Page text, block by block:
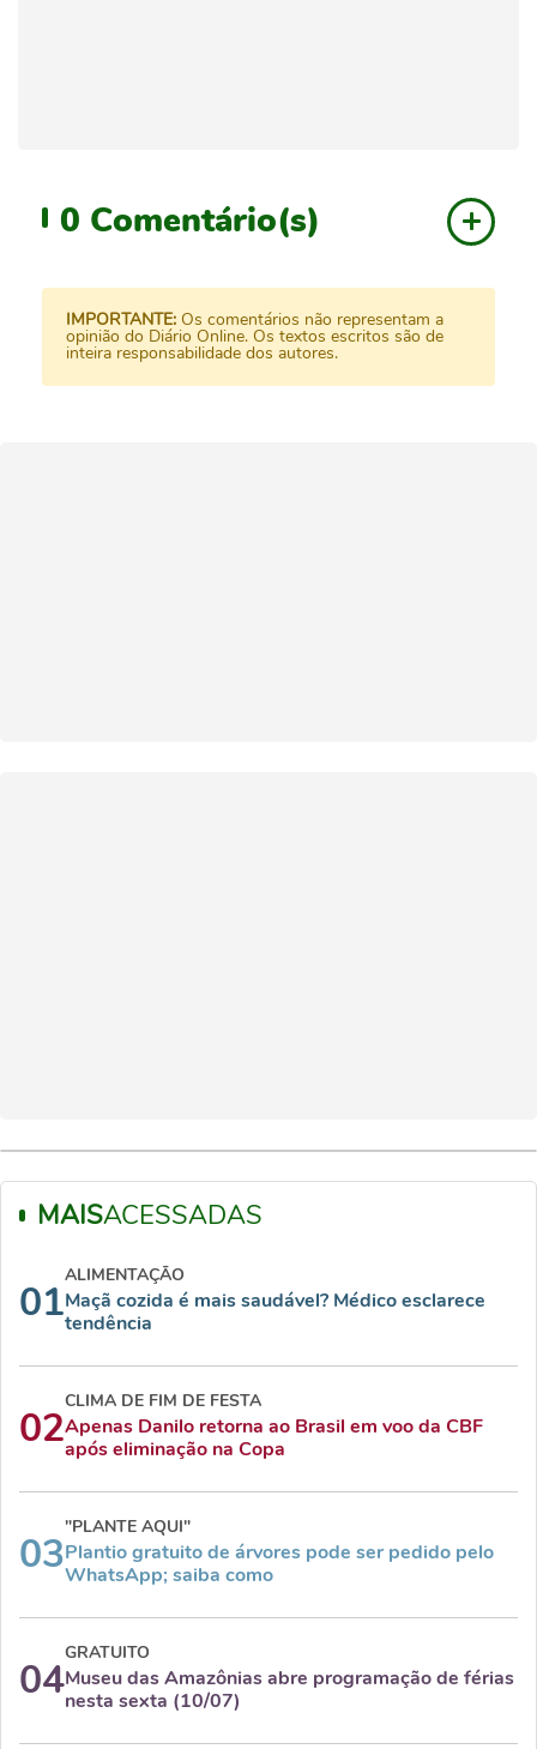
0 Comentário(s)
IMPORTANTE: Os comentários não representam a
opinião do Diário Online. Os textos escritos são de
inteira responsabilidade dos autores.
MAISACESSADAS
01
ALIMENTAÇÃO
Maçã cozida é mais saudável? Médico esclarece
tendência
02
CLIMA DE FIM DE FESTA
Apenas Danilo retorna ao Brasil em voo da CBF
após eliminação na Copa
03
"PLANTE AQUI"
Plantio gratuito de árvores pode ser pedido pelo
WhatsApp; saiba como
04
GRATUITO
Museu das Amazônias abre programação de férias
nesta sexta (10/07)